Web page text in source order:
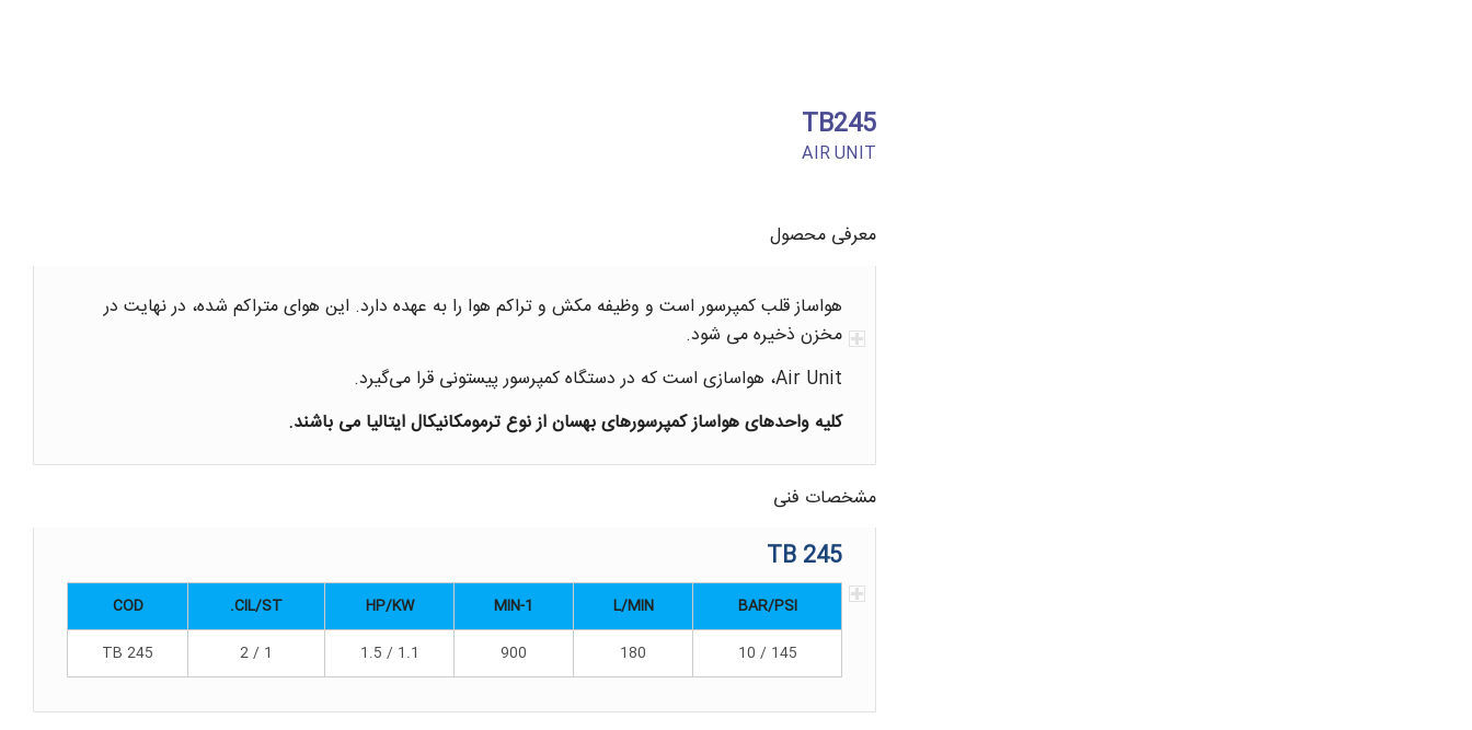
TB245
AIR UNIT
معرفی محصول
هواساز قلب کمپرسور است و وظیفه مکش و تراکم هوا را به عهده دارد. این هوای متراکم شده، در نهایت در
مخزن ذخیره می شود.
Air Unit، هواسازی است که در دستگاه کمپرسور پیستونی قرا می‌گیرد.
کلیه واحدهای هواساز کمپرسورهای بهسان از نوع ترمومکانیکال ایتالیا می باشند.
مشخصات فنی
TB 245
BAR/PSI
L/MIN
MIN-1
HP/KW
CIL/ST.
COD
145 / 10
180
900
1.1 / 1.5
1 / 2
TB 245